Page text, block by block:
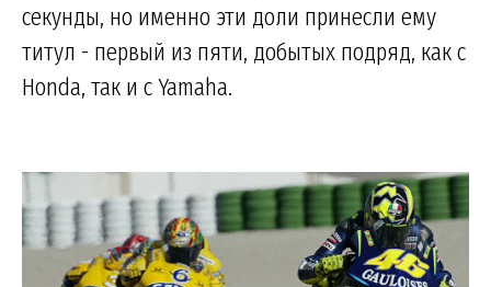
секунды, но именно эти доли принесли ему
титул - первый из пяти, добытых подряд, как с
Honda, так и с Yamaha.